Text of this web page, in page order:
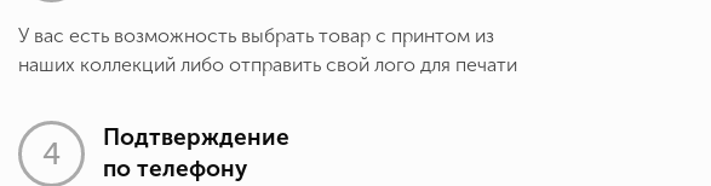
У вас есть возможность выбрать товар с принтом из
наших коллекций либо отправить свой лого для печати
Подтверждение
по телефону